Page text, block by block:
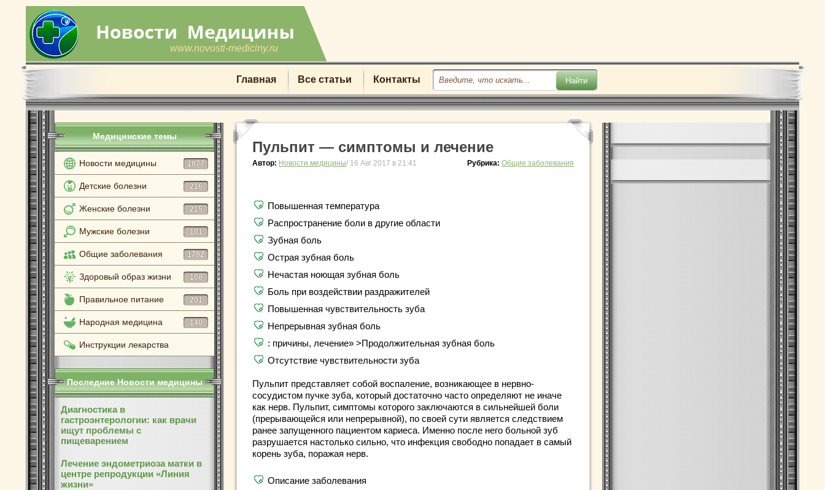
www.novosti-mediciny.ru
Главная Все статьи Контакты
Медицинские темы
Новости медицины 1877
Детские болезни 216
Женские болезни 215
Мужские болезни 101
Общие заболевания 1782
Здоровый образ жизни 108
Правильное питание 201
Народная медицина 140
Инструкции лекарства
Последние Новости медицины
Диагностика в
гастроэнтерологии: как врачи
ищут проблемы с
пищеварением
Лечение эндометриоза матки в
центре репродукции «Линия
жизни»
Пульпит — симптомы и лечение
Автор: Новости медицины/ 16 Авг 2017 в 21:41 Рубрика: Общие заболевания
Повышенная температура
Распространение боли в другие области
Зубная боль
Острая зубная боль
Нечастая ноющая зубная боль
Боль при воздействии раздражителей
Повышенная чувствительность зуба
Непрерывная зубная боль
: причины, лечение» >Продолжительная зубная боль
Отсутствие чувствительности зуба
Пульпит представляет собой воспаление, возникающее в нервно-
сосудистом пучке зуба, который достаточно часто определяют не иначе
как нерв. Пульпит, симптомы которого заключаются в сильнейшей боли
(прерывающейся или непрерывной), по своей сути является следствием
ранее запущенного пациентом кариеса. Именно после него больной зуб
разрушается настолько сильно, что инфекция свободно попадает в самый
корень зуба, поражая нерв.
Описание заболевания